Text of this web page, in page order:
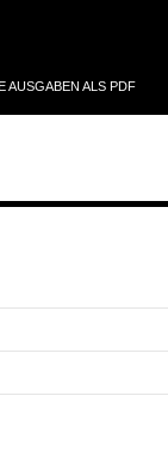
AUSGABEN ALS PDF